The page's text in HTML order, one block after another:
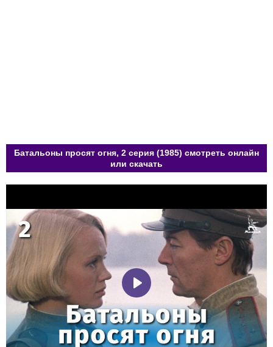
Батальоны просят огня, 2 серия (1985) смотреть онлайн
или скачать
Play